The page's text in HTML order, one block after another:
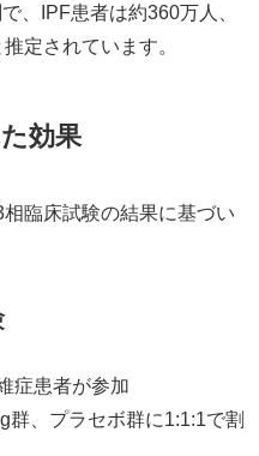
、IPF患者は約360万人、
定されています。
効果
臨床試験の結果に基づい
症患者が参加
群、プラセボ群に1:1:1で割